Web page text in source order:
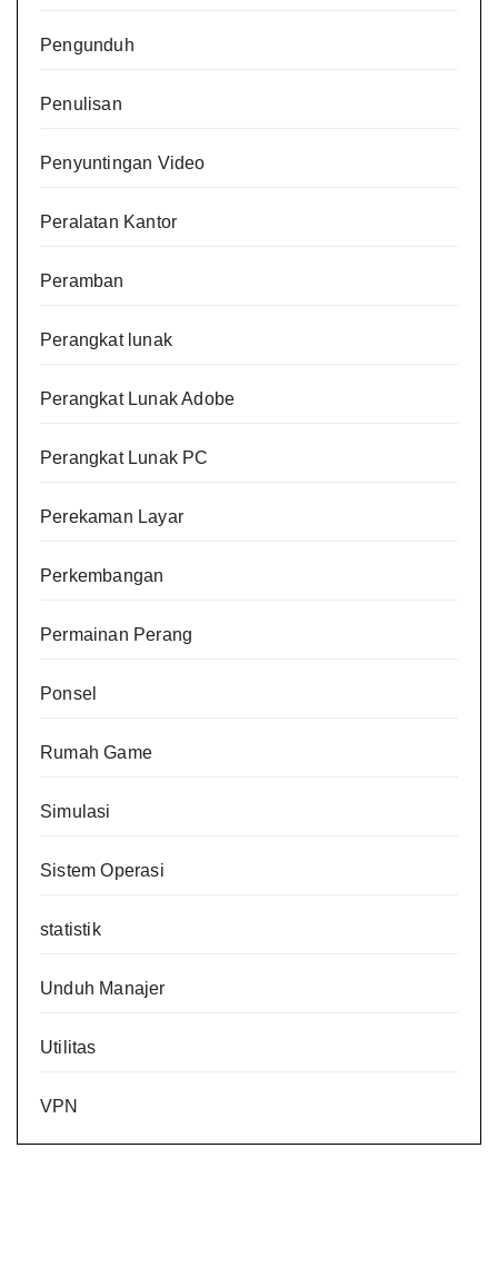
Pengunduh
Penulisan
Penyuntingan Video
Peralatan Kantor
Peramban
Perangkat lunak
Perangkat Lunak Adobe
Perangkat Lunak PC
Perekaman Layar
Perkembangan
Permainan Perang
Ponsel
Rumah Game
Simulasi
Sistem Operasi
statistik
Unduh Manajer
Utilitas
VPN